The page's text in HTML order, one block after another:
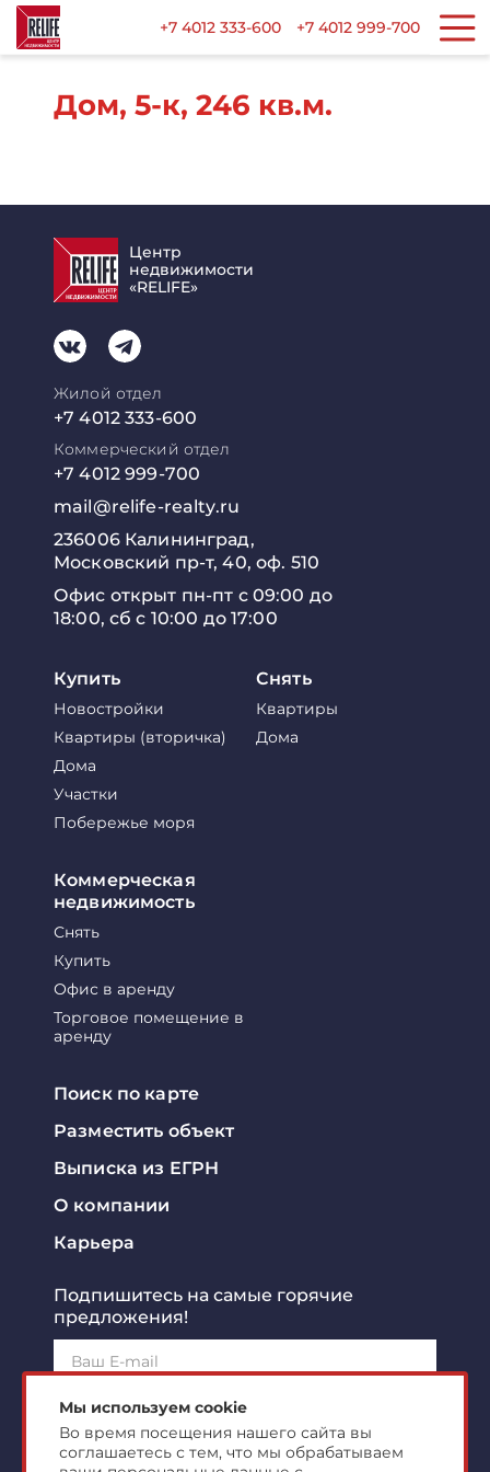
+7 4012 333-600 +7 4012 999-700
Дом, 5-к, 246 кв.м.
Центр
недвижимости
«RELIFE»
Жилой отдел
+7 4012 333-600
Коммерческий отдел
+7 4012 999-700
mail@relife-realty.ru
236006 Калининград,
Московский пр-т, 40, оф. 510
Офис открыт пн-пт с 09:00 до
18:00, сб с 10:00 до 17:00
Купить
Новостройки
Квартиры (вторичка)
Дома
Участки
Побережье моря
Снять
Квартиры
Дома
Коммерческая
недвижимость
Снять
Купить
Офис в аренду
Торговое помещение в
аренду
Поиск по карте
Разместить объект
Выписка из ЕГРН
О компании
Карьера
Подпишитесь на самые горячие
предложения!
Подписаться!
Я ознакомлен сполитикой конфиденциальности
согласен наобработку персональных данных
Мы используем cookie
Во время посещения нашего сайта вы
соглашаетесь с тем, что мы обрабатываем